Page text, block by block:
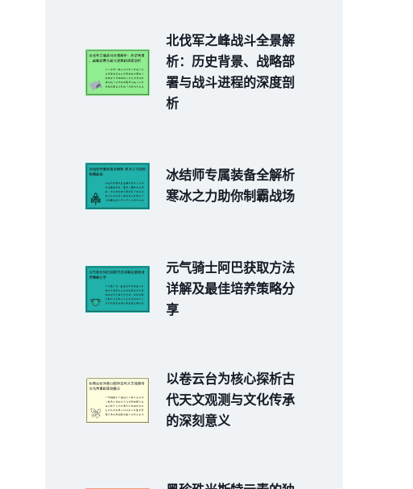
北伐军之峰战斗全景解
析：历史背景、战略部
署与战斗进程的深度剖
析
冰结师专属装备全解析
寒冰之力助你制霸战场
元气骑士阿巴获取方法
详解及最佳培养策略分
享
以卷云台为核心探析古
代天文观测与文化传承
的深刻意义